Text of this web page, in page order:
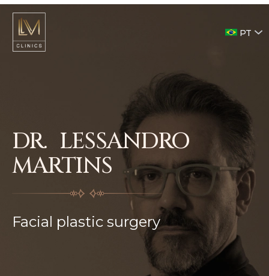
PT
DR. LESSANDRO
MARTINS
Facial plastic surgery